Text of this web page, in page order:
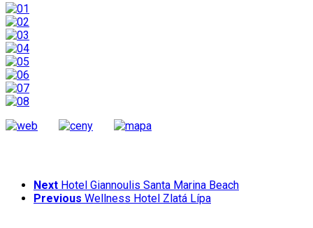
Next Hotel Giannoulis Santa Marina Beach
Previous Wellness Hotel Zlatá Lípa